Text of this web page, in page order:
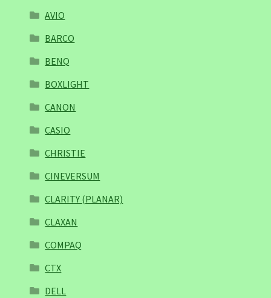
AVIO
BARCO
BENQ
BOXLIGHT
CANON
CASIO
CHRISTIE
CINEVERSUM
CLARITY (PLANAR)
CLAXAN
COMPAQ
CTX
DELL